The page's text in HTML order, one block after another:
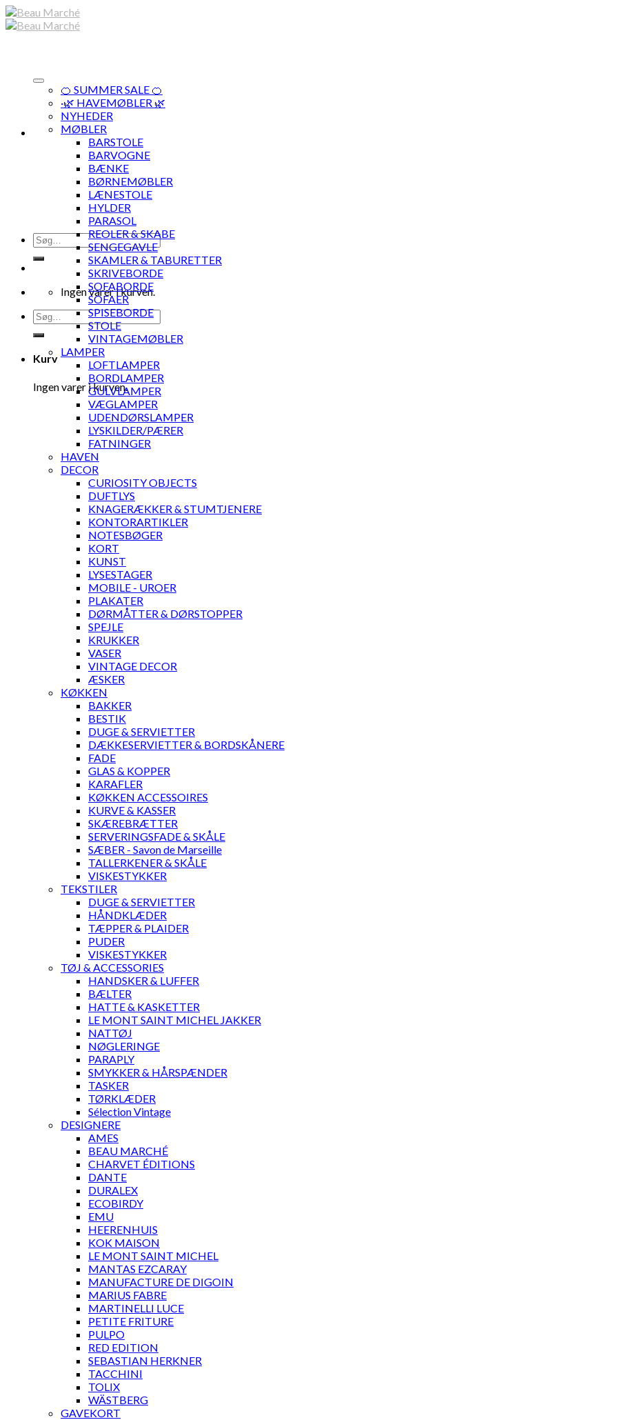
Skip
to
Søg
efter:
Ingen varer i kurven.
Søg
efter:
Kurv
Ingen varer i kurven.
🍊 SUMMER SALE 🍊
·🌿 HAVEMØBLER 🌿
NYHEDER
MØBLER
BARSTOLE
BARVOGNE
BÆNKE
BØRNEMØBLER
LÆNESTOLE
HYLDER
PARASOL
REOLER & SKABE
SENGEGAVLE
SKAMLER & TABURETTER
SKRIVEBORDE
SOFABORDE
SOFAER
SPISEBORDE
STOLE
VINTAGEMØBLER
LAMPER
LOFTLAMPER
BORDLAMPER
GULVLAMPER
VÆGLAMPER
UDENDØRSLAMPER
LYSKILDER/PÆRER
FATNINGER
HAVEN
DECOR
CURIOSITY OBJECTS
DUFTLYS
KNAGERÆKKER & STUMTJENERE
KONTORARTIKLER
NOTESBØGER
KORT
KUNST
LYSESTAGER
MOBILE - UROER
PLAKATER
DØRMÅTTER & DØRSTOPPER
SPEJLE
KRUKKER
VASER
VINTAGE DECOR
ÆSKER
KØKKEN
BAKKER
BESTIK
DUGE & SERVIETTER
DÆKKESERVIETTER & BORDSKÅNERE
FADE
GLAS & KOPPER
KARAFLER
KØKKEN ACCESSOIRES
KURVE & KASSER
SKÆREBRÆTTER
SERVERINGSFADE & SKÅLE
SÆBER - Savon de Marseille
TALLERKENER & SKÅLE
VISKESTYKKER
TEKSTILER
DUGE & SERVIETTER
HÅNDKLÆDER
TÆPPER & PLAIDER
PUDER
VISKESTYKKER
TØJ & ACCESSORIES
HANDSKER & LUFFER
BÆLTER
HATTE & KASKETTER
LE MONT SAINT MICHEL JAKKER
NATTØJ
NØGLERINGE
PARAPLY
SMYKKER & HÅRSPÆNDER
TASKER
TØRKLÆDER
Sélection Vintage
DESIGNERE
AMES
BEAU MARCHÉ
CHARVET ÉDITIONS
DANTE
DURALEX
ECOBIRDY
EMU
HEERENHUIS
KOK MAISON
LE MONT SAINT MICHEL
MANTAS EZCARAY
MANUFACTURE DE DIGOIN
MARIUS FABRE
MARTINELLI LUCE
PETITE FRITURE
PULPO
RED EDITION
SEBASTIAN HERKNER
TACCHINI
TOLIX
WÄSTBERG
GAVEKORT